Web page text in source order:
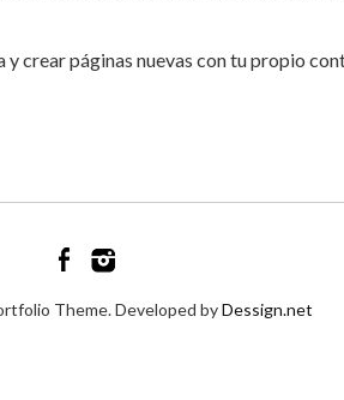
crear páginas nuevas con tu propio
Theme. Developed byDessign.net